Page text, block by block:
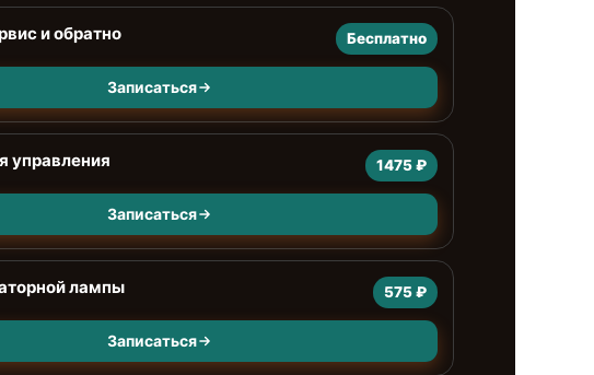
и обратно Бесплатно
Записаться
управления 1475 ₽
Записаться
лампы 575 ₽
Записаться